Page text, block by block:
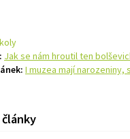
Jak se nám hroutil ten
I muzea mají narozeniny,